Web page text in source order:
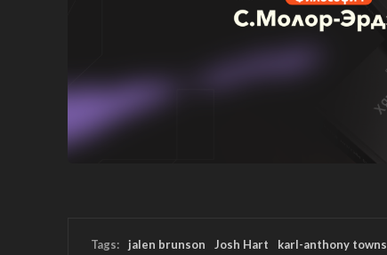
Tags: jalen brunson Josh Hart karl-anthony towns